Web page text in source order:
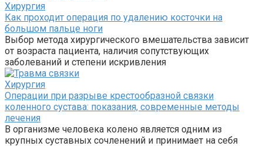
Хирургия
Как проходит операция по удалению косточки на
большом пальце ноги
Выбор метода хирургического вмешательства зависит
от возраста пациента, наличия сопутствующих
заболеваний и степени искривления
Хирургия
Операции при разрыве крестообразной связки
коленного сустава: показания, современные методы
лечения
В организме человека колено является одним из
крупных суставных сочленений и принимает на себя